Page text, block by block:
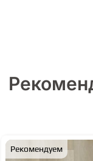
Рекомендуем